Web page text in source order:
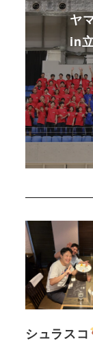
ヤ
in
シュラスコ